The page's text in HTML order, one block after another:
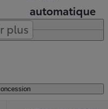
automatique
plus